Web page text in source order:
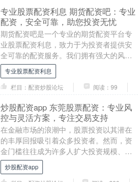
专业股票配资利息 期货配资吧：专业
配资，安全可靠，助您投资无忧
期货配资吧是一个专业的期货配资平台专
业股票配资利息，致力于为投资者提供安
全可靠的配资服务。我们拥有强大的风控
团队和完善的风控体系，确保资金安全。
盈透证券是全球....
专业股票配资利息
栏目：配资炒股论坛
阅读：99
炒股配资app 东莞股票配资：专业风
控与灵活方案，专注交易支持
在金融市场的浪潮中，股票投资以其潜在
的丰厚回报吸引着众多投资者。然而，资
金门槛往往成为许多人扩大投资规模、把
握市场机遇的现实阻碍。正是在这样的背
景下，股票配资作....
炒股配资app